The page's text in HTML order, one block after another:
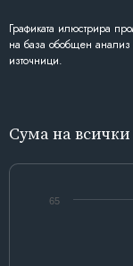
Графиката илюстрира
на база обобщен анализ
източници.
Сума на
65